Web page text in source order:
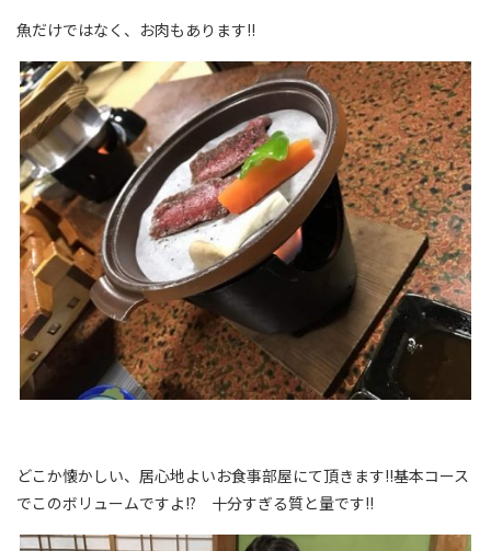
魚だけではなく、お肉もあります!!
どこか懐かしい、居心地よいお食事部屋にて頂きます!!基本コース
でこのボリュームですよ!? 十分すぎる質と量です!!